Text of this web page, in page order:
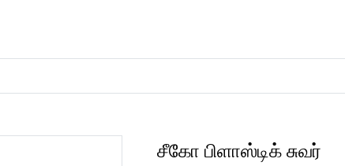
கைவினைப் பொருட்கள்சீகோ பிளாஸ்டிக் சுவர்